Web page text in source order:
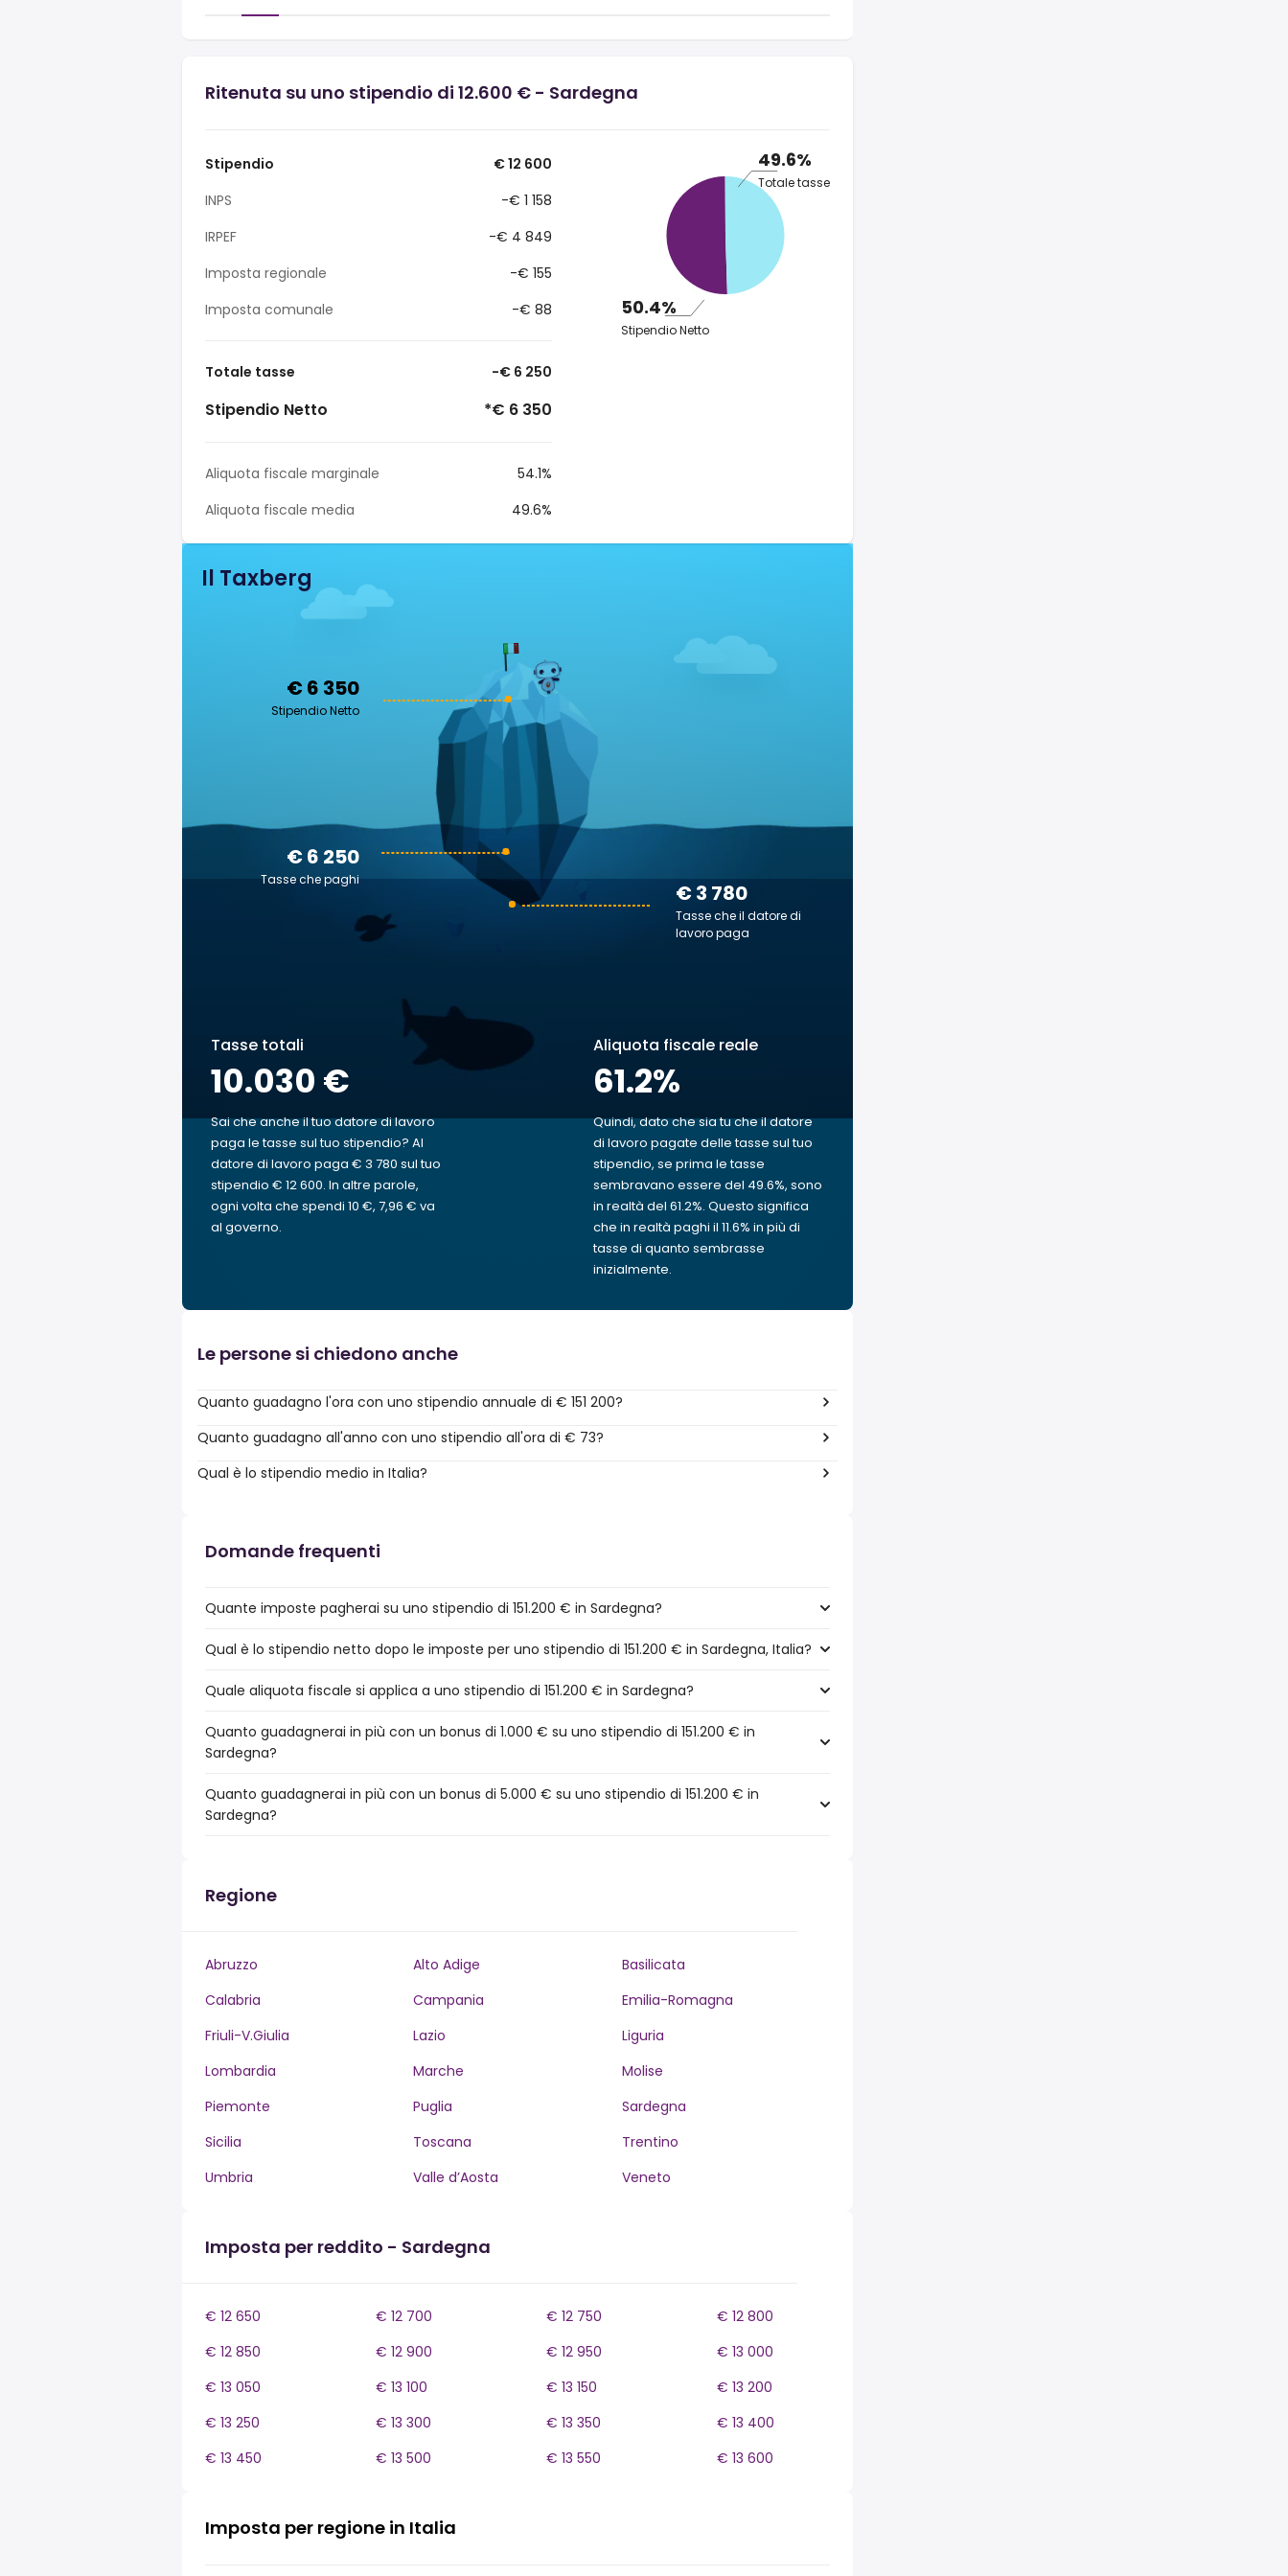
Ritenuta su uno stipendio di 12.600 € - Sardegna
Stipendio
€ 12 600
INPS
-€ 1 158
IRPEF
-€ 4 849
Imposta regionale
-€ 155
Imposta comunale
-€ 88
Totale tasse -€ 6 250
Stipendio Netto *€ 6 350
Aliquota fiscale marginale
54.1%
Aliquota fiscale media
49.6%
49.6%
Totale tasse
50.4%
Stipendio Netto
Il Taxberg
€ 6 350
Stipendio Netto
€ 3 780
Tasse che il datore di
lavoro paga
€ 6 250
Tasse che paghi
Tasse totali
10.030 €
Sai che anche il tuo datore di lavoro
paga le tasse sul tuo stipendio? Al
datore di lavoro paga € 3 780 sul tuo
stipendio € 12 600. In altre parole,
ogni volta che spendi 10 €, 7,96 € va
al governo.
Aliquota fiscale reale
61.2%
Quindi, dato che sia tu che il datore
di lavoro pagate delle tasse sul tuo
stipendio, se prima le tasse
sembravano essere del 49.6%, sono
in realtà del 61.2%. Questo significa
che in realtà paghi il 11.6% in più di
tasse di quanto sembrasse
inizialmente.
Le persone si chiedono anche
Quanto guadagno l'ora con uno stipendio annuale di € 151 200?
Quanto guadagno all'anno con uno stipendio all'ora di € 73?
Qual è lo stipendio medio in Italia?
Domande frequenti
Quante imposte pagherai su uno stipendio di 151.200 € in Sardegna?
Qual è lo stipendio netto dopo le imposte per uno stipendio di 151.200 € in Sardegna, Italia?
Quale aliquota fiscale si applica a uno stipendio di 151.200 € in Sardegna?
Quanto guadagnerai in più con un bonus di 1.000 € su uno stipendio di 151.200 € in
Sardegna?
Quanto guadagnerai in più con un bonus di 5.000 € su uno stipendio di 151.200 € in
Sardegna?
Regione
Abruzzo Alto Adige
Basilicata
Calabria
Campania
Emilia-Romagna
Friuli-V.Giulia
Lazio
Liguria
Lombardia
Marche
Molise
Piemonte
Puglia
Sardegna
Sicilia
Toscana
Trentino
Umbria
Valle d’Aosta Veneto
Imposta per reddito - Sardegna
€ 12 650 € 12 700 € 12 750
€ 12 800
€ 12 850
€ 12 900 € 12 950
€ 13 000
€ 13 050
€ 13 100 € 13 150
€ 13 200
€ 13 250
€ 13 300 € 13 350
€ 13 400
€ 13 450
€ 13 500 € 13 550 € 13 600
Imposta per regione in Italia